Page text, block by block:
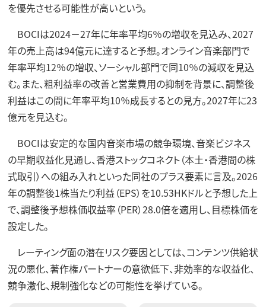
を優先させる可能性が高いという。
BOCIは2024－27年に年率平均6％の増収を見込み、2027
年の売上高は94億元に達すると予想。オンライン音楽部門で
年率平均12％の増収、ソーシャル部門で同10％の減収を見込
む。また、粗利益率の改善と営業費用の抑制を背景に、調整後
利益はこの間に年率平均10％成長するとの見方。2027年に23
億元を見込む。
BOCIは安定的な国内音楽市場の競争環境、音楽ビジネス
の早期収益化見通し、香港ストックコネクト（本土・香港間の株
式取引）への組み入れといった同社のプラス要素に言及。2026
年の調整後1株当たり利益（EPS）を10.53HKドルと予想した上
で、調整後予想株価収益率（PER）28.0倍を適用し、目標株価を
設定した。
レーティング面の潜在リスク要因としては、コンテンツ供給状
況の悪化、著作権パートナーの意欲低下、非効率的な収益化、
競争激化、規制強化などの可能性を挙げている。